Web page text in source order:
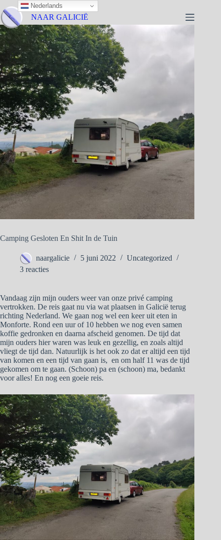
NAAR GALICIË
Camping Gesloten En Shit In de Tuin
naargalicie 5 juni 2022
Uncategorized
3 reacties
Vandaag zijn mijn ouders weer van onze privé camping
vertrokken. De reis gaat nu via wat plaatsen in Galicië terug
richting Nederland. We gaan nog wel een keer uit eten in
Monforte. Rond een uur of 10 hebben we nog even samen
koffie gedronken en daarna afscheid genomen. De tijd dat
mijn ouders hier waren was leuk en gezellig, en zoals altijd
vliegt de tijd dan. Natuurlijk is het ook zo dat er altijd een tijd
van komen en een tijd van gaan is, en om half 11 was de tijd
gekomen om te gaan. (Schoon) pa en (schoon) ma, bedankt
voor alles! En nog een goeie reis.
Nederlands